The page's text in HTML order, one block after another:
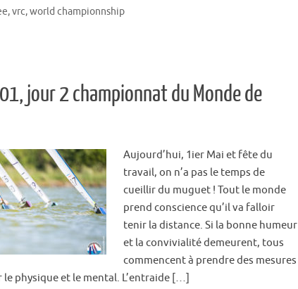
,vrc,world championnship
jour 2 championnat du Monde de
Aujourd’hui, 1ier Mai et fête du
travail, on n’a pas le temps de
cueillir du muguet ! Tout le monde
prend conscience qu’il va falloir
tenir la distance. Si la bonne humeur
et la convivialité demeurent, tous
commencent à prendre des mesures
physique et le mental. L’entraide […]